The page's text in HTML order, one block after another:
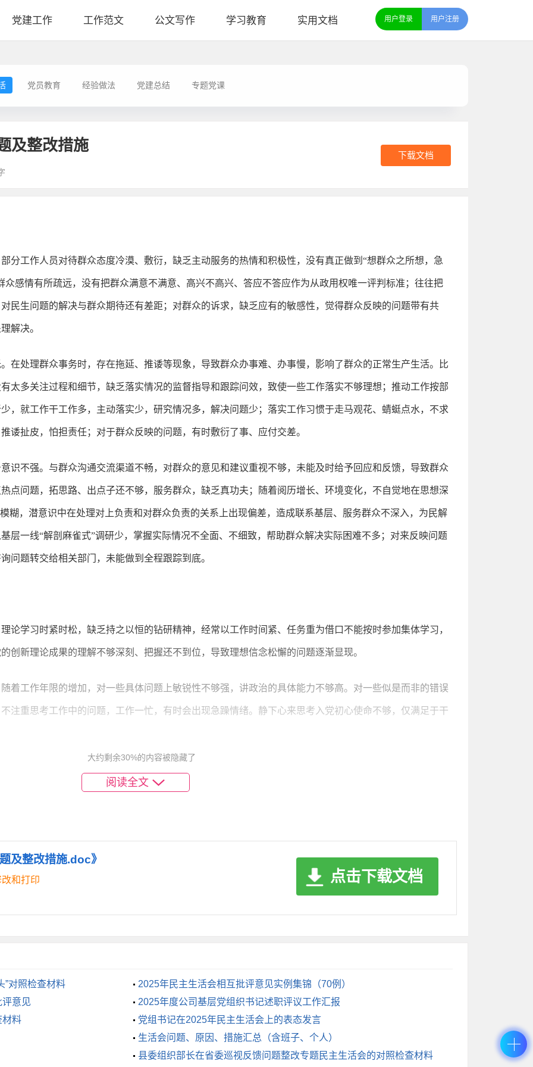
党建工作 工作范文 公文写作 学习教育 实用文档 用户登录 用户注册
党员教育 经验做法 党建总结 专题党课
及整改措施
下载文档
分工作人员对待群众态度冷漠、敷衍，缺乏主动服务的热情和积极性，没有真正做到“想群众之所想，急
众感情有所疏远，没有把群众满意不满意、高兴不高兴、答应不答应作为从政用权唯一评判标准；往往把
民生问题的解决与群众期待还有差距；对群众的诉求，缺乏应有的敏感性，觉得群众反映的问题带有共
解决。
在处理群众事务时，存在拖延、推诿等现象，导致群众办事难、办事慢，影响了群众的正常生产生活。比
太多关注过程和细节，缺乏落实情况的监督指导和跟踪问效，致使一些工作落实不够理想；推动工作按部
，就工作干工作多，主动落实少，研究情况多，解决问题少；落实工作习惯于走马观花、蜻蜓点水，不求
诿扯皮，怕担责任；对于群众反映的问题，有时敷衍了事、应付交差。
识不强。与群众沟通交流渠道不畅，对群众的意见和建议重视不够，未能及时给予回应和反馈，导致群众
点问题，拓思路、出点子还不够，服务群众，缺乏真功夫；随着阅历增长、环境变化，不自觉地在思想深
糊，潜意识中在处理对上负责和对群众负责的关系上出现偏差，造成联系基层、服务群众不深入，为民解
层一线“解剖麻雀式”调研少，掌握实际情况不全面、不细致，帮助群众解决实际困难不多；对来反映问题
问题转交给相关部门，未能做到全程跟踪到底。
论学习时紧时松，缺乏持之以恒的钻研精神，经常以工作时间紧、任务重为借口不能按时参加集体学习，
创新理论成果的理解不够深刻、把握还不到位，导致理想信念松懈的问题逐渐显现。
着工作年限的增加，对一些具体问题上敏锐性不够强，讲政治的具体能力不够高。对一些似是而非的错误
注重思考工作中的问题，工作一忙，有时会出现急躁情绪。静下心来思考入党初心使命不够，仅满足于干
升服务能力。始终坚持以人民为中心的发展思想，带头践行群众路线，积极主动深入基层调查研究，与群
所想所盼，着力解决好人民群众最关心最直接最现实的利益问题。
立良好形象。勤勉敬业、担当作为，以身作则把主要精力和时间聚焦到抓落实上，让抓落实成为常态。敢
重大挑战、肩负重大责任、面对困难矛盾，始终保持昂扬向上的精神状态，推动各项工作落实落细落地见
大约剩余30%的内容被隐藏了
阅读全文
及整改措施.doc》
和打印 点击下载文档
”对照检查材料
2025年民主生活会相互批评意见实例集锦（70例）
意见
2025年度公司基层党组织书记述职评议工作汇报
材料
党组书记在2025年民主生活会上的表态发言
生活会问题、原因、措施汇总（含班子、个人）
县委组织部长在省委巡视反馈问题整改专题民主生活会的对照检查材料